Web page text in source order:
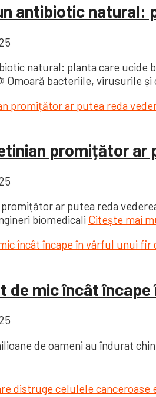
antibiotic
natural: planta care
Omoară bacteriile, virusurile și
promițător ar
ar putea reda
biomedicali Citește mai
de mic încât încape
de oameni au îndurat